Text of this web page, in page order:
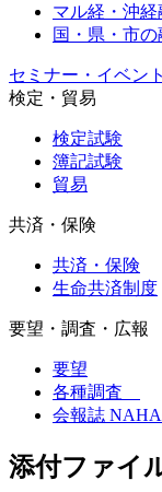
マル経・沖経
国・県・市
セミナー・イベント
検定・貿易
検定試験
簿記試験
貿易
共済・保険
共済・保険
生命共済制度
要望・調査・広報
要望
各種調査
会報誌
添付ファイ